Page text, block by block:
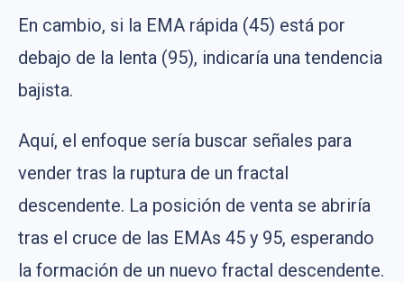
En cambio, si la EMA rápida (45) está por
debajo de la lenta (95), indicaría una tendencia
bajista.
Aquí, el enfoque sería buscar señales para
vender tras la ruptura de un fractal
descendente. La posición de venta se abriría
tras el cruce de las EMAs 45 y 95, esperando
la formación de un nuevo fractal descendente.